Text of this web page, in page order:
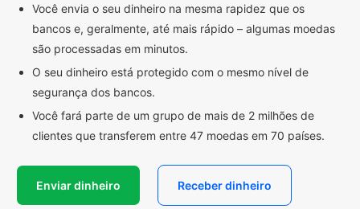
Você envia o seu dinheiro na mesma rapidez que os
bancos e, geralmente, até mais rápido – algumas moedas
são processadas em minutos.
O seu dinheiro está protegido com o mesmo nível de
segurança dos bancos.
Você fará parte de um grupo de mais de 2 milhões de
clientes que transferem entre 47 moedas em 70 países.
Enviar dinheiro Receber dinheiro